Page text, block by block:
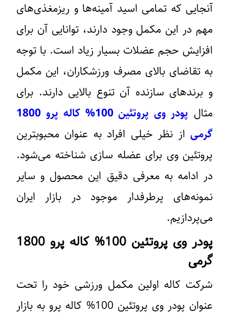
آنجایی که تمامی اسید آمینه‌ها و ریزمغذی‌های
مهم در این مکمل وجود دارند، توانایی آن برای
افزایش حجم عضلات بسیار زیاد است. با توجه
به تقاضای بالای مصرف ورزشکاران، این مکمل
و برندهای سازنده آن تنوع بالایی دارند. برای
مثال
پودر وی پروتئین 100% کاله پرو 1800
گرمی از نظر خیلی افراد به عنوان محبوبترین
پروتئین وی برای عضله سازی شناخته می‌شود.
در ادامه به معرفی دقیق این محصول و سایر
نمونه‌های پرطرفدار موجود در بازار ایران
می‌پردازیم.
پودر وی پروتئین 100% کاله پرو 1800
گرمی
شرکت کاله اولین مکمل ورزشی خود را تحت
عنوان پودر وی پروتئین 100% کاله پرو به بازار